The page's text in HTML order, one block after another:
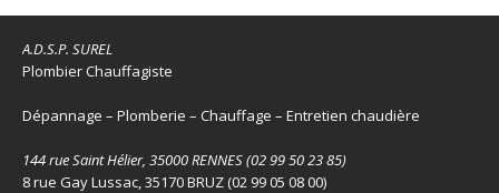
A.D.S.P. SUREL
Plombier Chauffagiste
Dépannage – Plomberie – Chauffage – Entretien chaudière
144 rue Saint Hélier, 35000 RENNES (02 99 50 23 85)
8 rue Gay Lussac, 35170 BRUZ (02 99 05 08 00)